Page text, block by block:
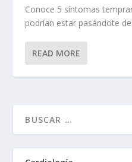
Conoce 5 síntomas
podrían estar pasándote
READ MORE